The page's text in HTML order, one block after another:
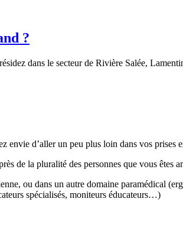
?
dans le secteur de Rivière Salée,
envie d’aller un peu plus loin dans vos prises
de la pluralité des personnes que vous êtes
ou dans un autre domaine paramédical
spécialisés, moniteurs éducateurs…)